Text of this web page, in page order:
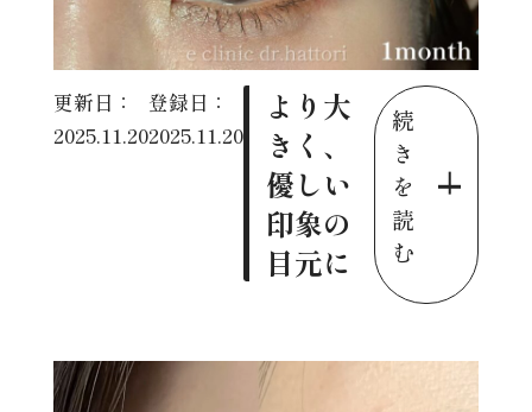
更新日：
2025.11.20
登録日：
2025.11.20
より大
きく、
優しい
印象の
目元に
続
き
を
読
む